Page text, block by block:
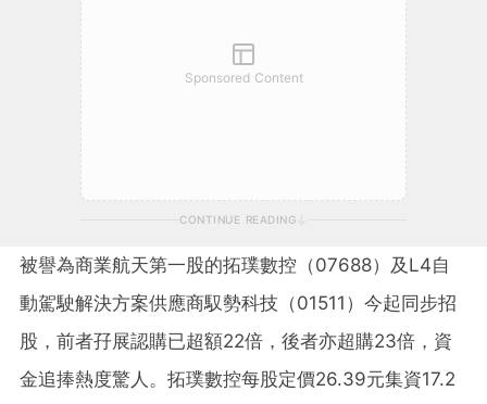
Sponsored Content
CONTINUE READING
被譽為商業航天第一股的拓璞數控（07688）及L4自
動駕駛解決方案供應商馭勢科技（01511）今起同步招
股，前者孖展認購已超額22倍，後者亦超購23倍，資
金追捧熱度驚人。拓璞數控每股定價26.39元集資17.2